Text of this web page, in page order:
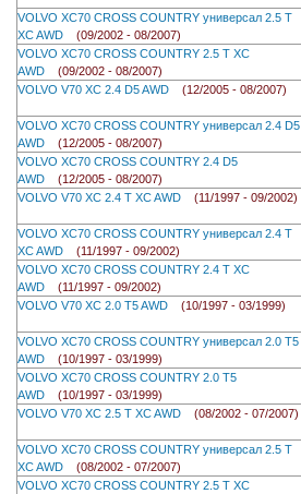
VOLVO XC70 CROSS COUNTRY универсал 2.5 T
XC AWD (09/2002 - 08/2007)
VOLVO XC70 CROSS COUNTRY 2.5 T XC
AWD (09/2002 - 08/2007)
VOLVO V70 XC 2.4 D5 AWD (12/2005 - 08/2007)
VOLVO XC70 CROSS COUNTRY универсал 2.4 D5
AWD (12/2005 - 08/2007)
VOLVO XC70 CROSS COUNTRY 2.4 D5
AWD (12/2005 - 08/2007)
VOLVO V70 XC 2.4 T XC AWD (11/1997 - 09/2002)
VOLVO XC70 CROSS COUNTRY универсал 2.4 T
XC AWD (11/1997 - 09/2002)
VOLVO XC70 CROSS COUNTRY 2.4 T XC
AWD (11/1997 - 09/2002)
VOLVO V70 XC 2.0 T5 AWD (10/1997 - 03/1999)
VOLVO XC70 CROSS COUNTRY универсал 2.0 T5
AWD (10/1997 - 03/1999)
VOLVO XC70 CROSS COUNTRY 2.0 T5
AWD (10/1997 - 03/1999)
VOLVO V70 XC 2.5 T XC AWD (08/2002 - 07/2007)
VOLVO XC70 CROSS COUNTRY универсал 2.5 T
XC AWD (08/2002 - 07/2007)
VOLVO XC70 CROSS COUNTRY 2.5 T XC